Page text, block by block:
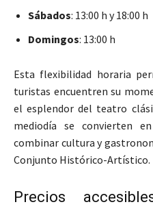
Sábados: 13:00 h y 18:00 h
Domingos: 13:00 h
Esta flexibilidad horaria
turistas encuentren su
el esplendor del teatro
mediodía se convierten
combinar cultura y
Conjunto Histórico-Artístico.
Precios